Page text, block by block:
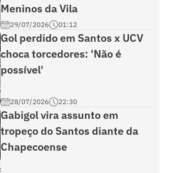
Meninos da Vila
29/07/2026 01:12
Gol perdido em Santos x UCV
choca torcedores: 'Não é
possível'
28/07/2026 22:30
Gabigol vira assunto em
tropeço do Santos diante da
Chapecoense